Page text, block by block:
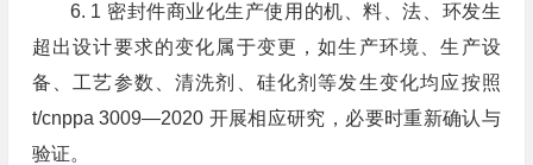
6. 1 密封件商业化生产使用的机、料、法、环发生
超出设计要求的变化属于变更，如生产环境、生产设
备、工艺参数、清洗剂、硅化剂等发生变化均应按照
t/cnppa 3009—2020 开展相应研究，必要时重新确认与
验证。